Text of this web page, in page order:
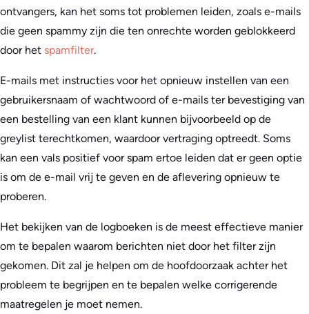
ontvangers, kan het soms tot problemen leiden, zoals e-mails
die geen spammy zijn die ten onrechte worden geblokkeerd
door het spamfilter.
E-mails met instructies voor het opnieuw instellen van een
gebruikersnaam of wachtwoord of e-mails ter bevestiging van
een bestelling van een klant kunnen bijvoorbeeld op de
greylist terechtkomen, waardoor vertraging optreedt. Soms
kan een vals positief voor spam ertoe leiden dat er geen optie
is om de e-mail vrij te geven en de aflevering opnieuw te
proberen.
Het bekijken van de logboeken is de meest effectieve manier
om te bepalen waarom berichten niet door het filter zijn
gekomen. Dit zal je helpen om de hoofdoorzaak achter het
probleem te begrijpen en te bepalen welke corrigerende
maatregelen je moet nemen.